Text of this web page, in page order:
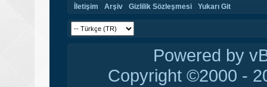
İletişim Arşiv Gizlilik Sözleşmesi Yukarı Git
Powered by
Copyright ©2000 -